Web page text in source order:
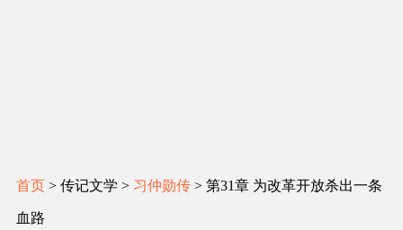
首页 > 传记文学 > 习仲勋传 > 第31章 为改革开放杀出一条
血路